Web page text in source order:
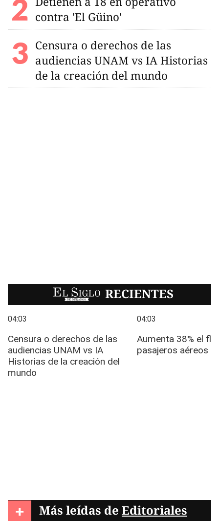
contra 'El Güino'
Censura o derechos de las
audiencias UNAM vs IA Historias
de la creación del mundo
EL SIGLO RECIENTES
+ Más leídas de Editoriales